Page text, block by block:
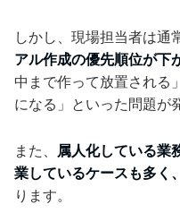
しかし、現場担当者は通
アル作成の優先順位が下
中まで作って放置される
になる」といった問題が
また、
属人化している業
業しているケースも多く
ります。